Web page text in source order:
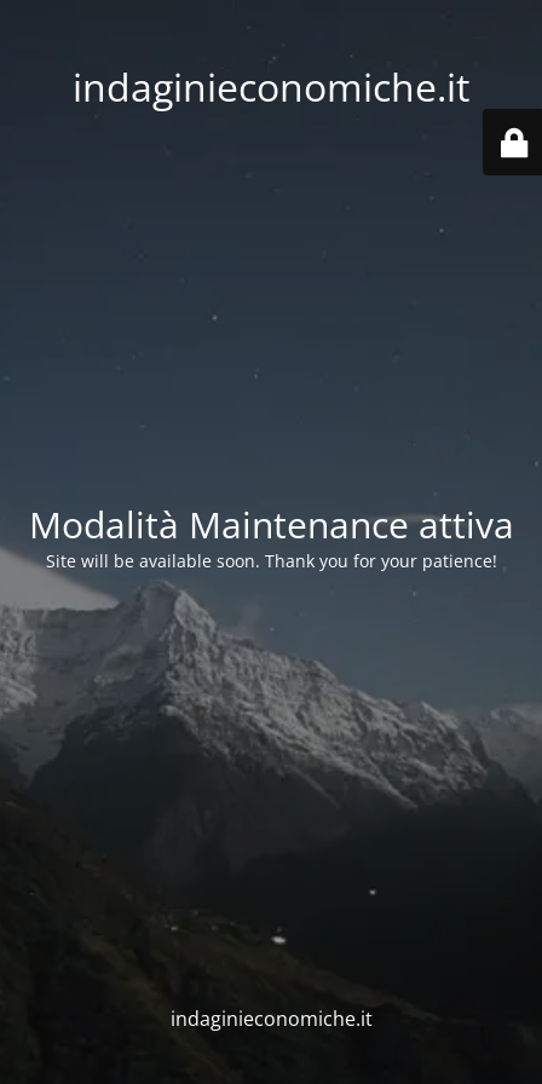
indaginieconomiche.it
Modalità Maintenance attiva
Site will be available soon. Thank you for your patience!
indaginieconomiche.it